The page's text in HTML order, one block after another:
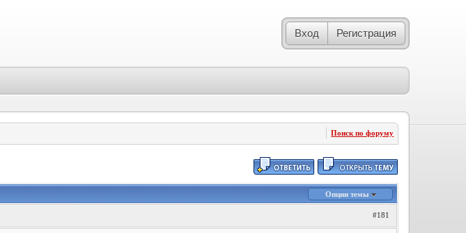
Вход Регистрация
Поиск по форуму
Опции темы
#181